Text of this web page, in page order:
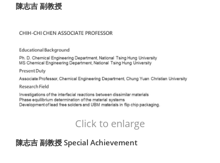
陳志吉 副教授
Click to enlarge
陳志吉 副教授 Special Achievement